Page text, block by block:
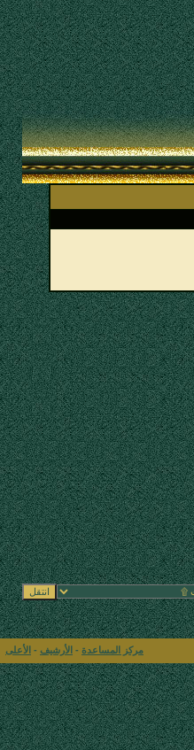
مركز المساعدة - الأرشيف - الأعلى